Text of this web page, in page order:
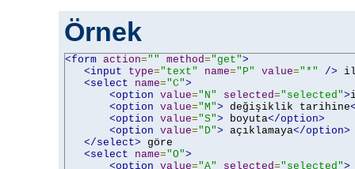
Örnek
<form action="" method="get">
<input
type="text" name="P" value="*" />
<select
name="C">
<option value="N" selected="selected">
<option value="M"> değişiklik tarihine
<option value="S"> boyuta</option>
<option value="D"> açıklamaya</option>
</select> göre
<select
name="O">
<option value="A" selected="selected">